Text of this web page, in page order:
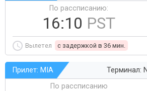
По рассписанию:
16:10 PST
Вылетел c задержкой в 36 мин.
Прилет: MIA Терминал: N
По рассписанию